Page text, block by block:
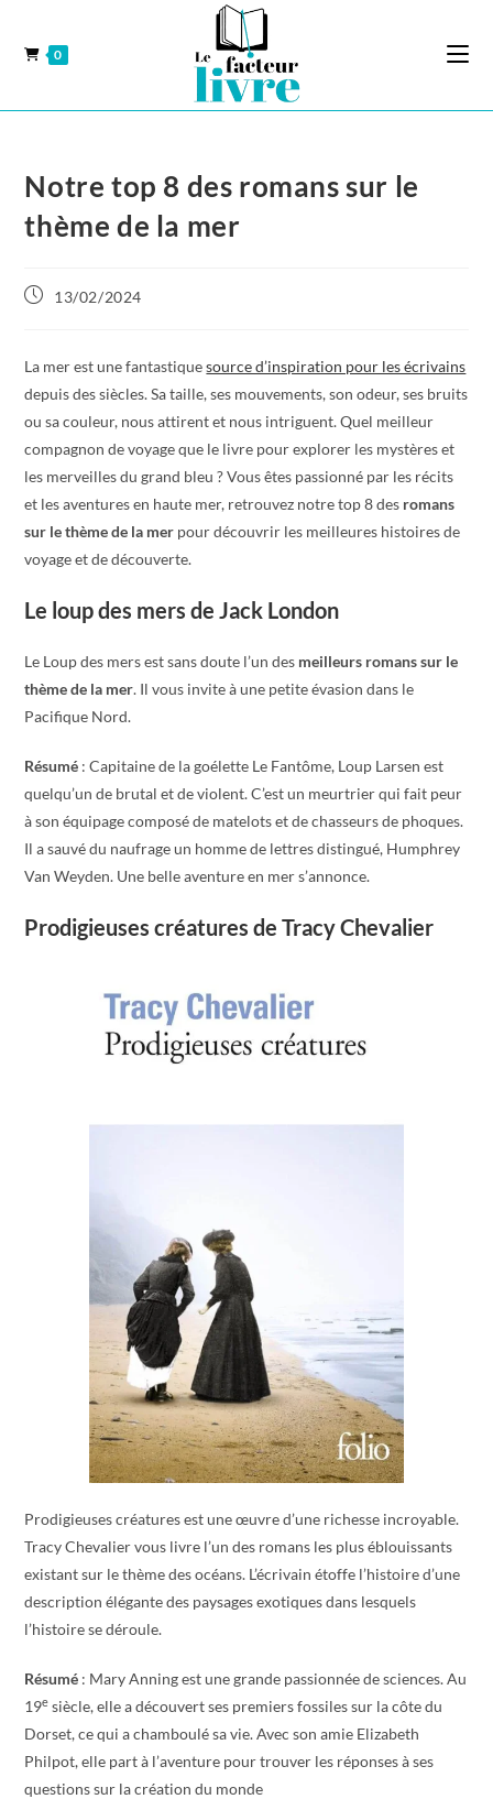
0
Notre top 8 des romans sur le
thème de la mer
13/02/2024
La mer est une fantastiquesource d’inspiration pour les écrivains
depuis des siècles. Sa taille, ses mouvements, son odeur, ses bruits
ou sa couleur, nous attirent et nous intriguent. Quel meilleur
compagnon de voyage que le livre pour explorer les mystères et
les merveilles du grand bleu ? Vous êtes passionné par les récits
et les aventures en haute mer, retrouvez notre top 8 des romans
sur le thème de la mer pour découvrir les meilleures histoires de
voyage et de découverte.
Le loup des mers de Jack London
Le Loup des mers est sans doute l’un des meilleurs romans sur le
thème de la mer. Il vous invite à une petite évasion dans le
Pacifique Nord.
Résumé : Capitaine de la goélette Le Fantôme, Loup Larsen est
quelqu’un de brutal et de violent. C’est un meurtrier qui fait peur
à son équipage composé de matelots et de chasseurs de phoques.
Il a sauvé du naufrage un homme de lettres distingué, Humphrey
Van Weyden. Une belle aventure en mer s’annonce.
Prodigieuses créatures de Tracy Chevalier
Prodigieuses créatures est une œuvre d’une richesse incroyable.
Tracy Chevalier vous livre l’un des romans les plus éblouissants
existant sur le thème des océans. L’écrivain étoffe l’histoire d’une
description élégante des paysages exotiques dans lesquels
l’histoire se déroule.
Résumé : Mary Anning est une grande passionnée de sciences. Au
19e siècle, elle a découvert ses premiers fossiles sur la côte du
Dorset, ce qui a chamboulé sa vie. Avec son amie Elizabeth
Philpot, elle part à l’aventure pour trouver les réponses à ses
questions sur la création du monde